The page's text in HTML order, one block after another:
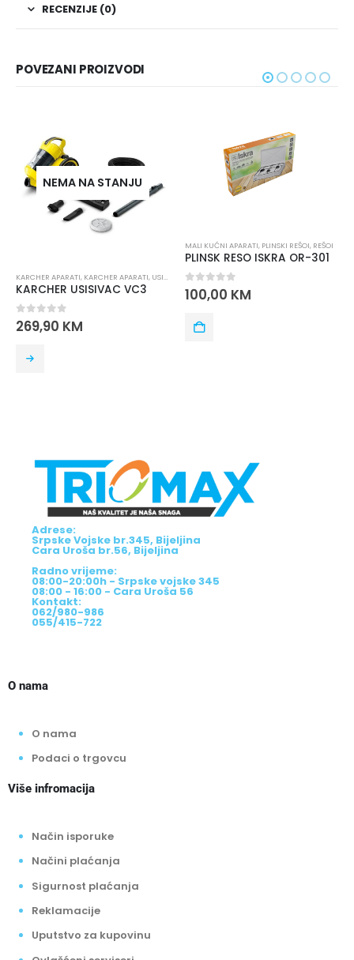
RECENZIJE (0)
POVEZANI PROIZVODI
NEMA NA STANJU
KARCHER APARATI, KARCHER APARATI, USISIVAČI , MALI KUĆNI APARATI
KARCHER USISIVAC VC3
0out of 5
269,90 KM
MALI KUĆNI APARATI, PLINSKI REŠOI, REŠOI
PLINSK RESO ISKRA OR-301
0out of 5
100,00 KM
Adrese:
Srpske Vojske br.345, Bijeljina
Cara Uroša br.56, Bijeljina
Radno vrijeme:
08:00-20:00h - Srpske vojske 345
08:00 - 16:00 - Cara Uroša 56
Kontakt:
062/980-986
055/415-722
O nama
O nama
Podaci o trgovcu
Više infromacija
Način isporuke
Načini plaćanja
Sigurnost plaćanja
Reklamacije
Uputstvo za kupovinu